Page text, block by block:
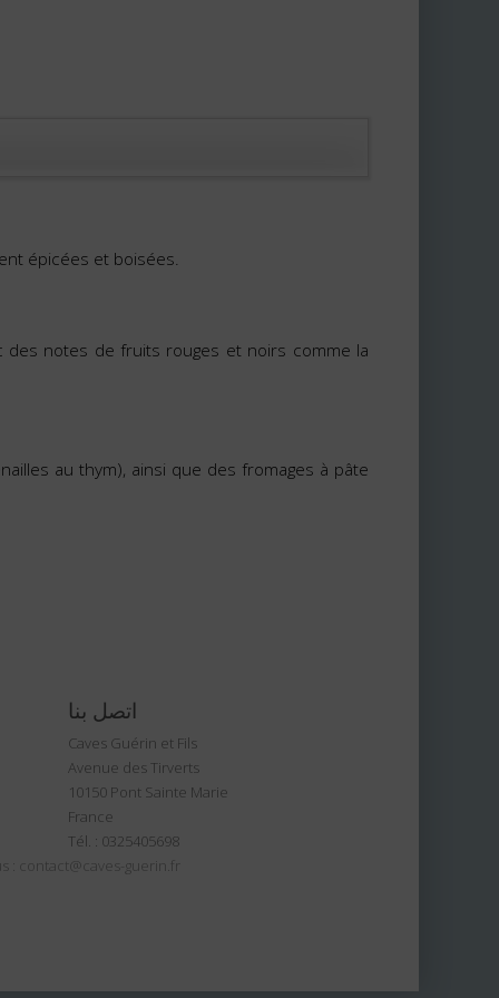
épicées et boisées.
des notes de fruits rouges et noirs comme la
au thym), ainsi que des fromages à pâte
اتصل بنا
Caves Guérin et Fils
Avenue des Tirverts
10150 Pont Sainte Marie
France
Tél. : 0325405698
:
contact@caves-guerin.fr